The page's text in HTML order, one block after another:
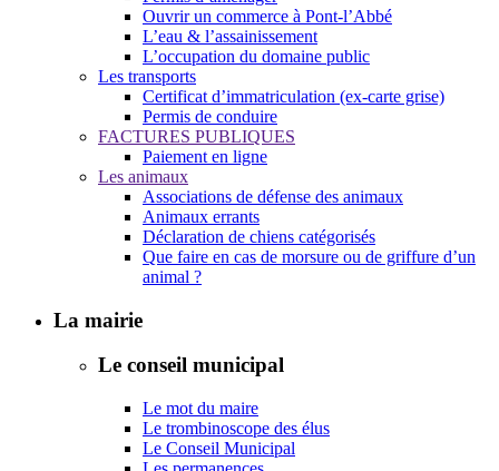
Ouvrir un commerce à Pont-l’Abbé
L’eau & l’assainissement
L’occupation du domaine public
Les transports
Certificat d’immatriculation (ex-carte grise)
Permis de conduire
FACTURES PUBLIQUES
Paiement en ligne
Les animaux
Associations de défense des animaux
Animaux errants
Déclaration de chiens catégorisés
Que faire en cas de morsure ou de griffure d’un
animal ?
La mairie
Le conseil municipal
Le mot du maire
Le trombinoscope des élus
Le Conseil Municipal